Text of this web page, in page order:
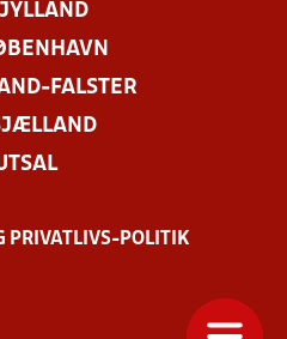
FALSTER
PRIVATLIVS-POLITIK